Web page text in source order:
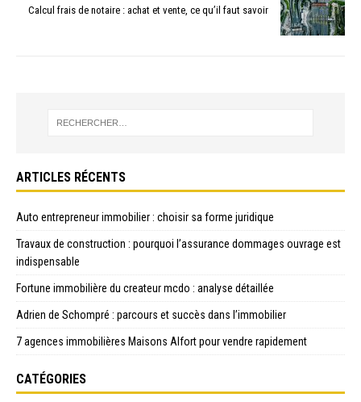
Calcul frais de notaire : achat et vente, ce qu’il faut savoir
ARTICLES RÉCENTS
Auto entrepreneur immobilier : choisir sa forme juridique
Travaux de construction : pourquoi l’assurance dommages ouvrage est
indispensable
Fortune immobilière du createur mcdo : analyse détaillée
Adrien de Schompré : parcours et succès dans l’immobilier
7 agences immobilières Maisons Alfort pour vendre rapidement
CATÉGORIES